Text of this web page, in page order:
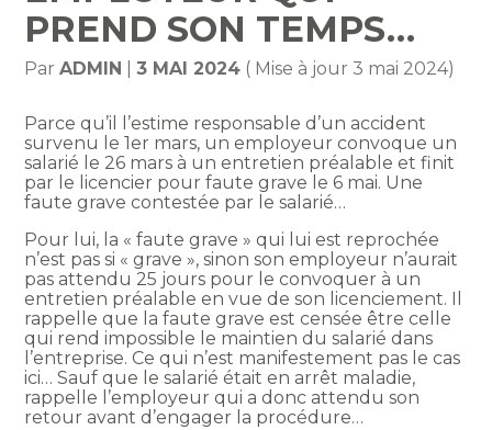
PREND SON TEMPS…
ParADMIN |3 MAI 2024 ( Mise à jour 3 mai 2024)
Parce qu’il l’estime responsable d’un accident
survenu le 1er mars, un employeur convoque un
salarié le 26 mars à un entretien préalable et finit
par le licencier pour faute grave le 6 mai. Une
faute grave contestée par le salarié…
Pour lui, la « faute grave » qui lui est reprochée
n’est pas si « grave », sinon son employeur n’aurait
pas attendu 25 jours pour le convoquer à un
entretien préalable en vue de son licenciement. Il
rappelle que la faute grave est censée être celle
qui rend impossible le maintien du salarié dans
l’entreprise. Ce qui n’est manifestement pas le cas
ici… Sauf que le salarié était en arrêt maladie,
rappelle l’employeur qui a donc attendu son
retour avant d’engager la procédure…